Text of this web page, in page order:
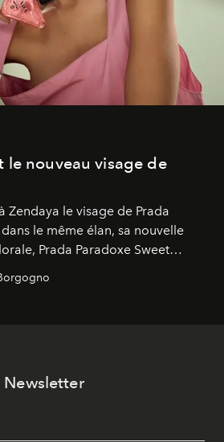
le nouveau visage de
Zendaya le visage de Prada
le même élan, sa nouvelle
Prada Paradoxe Sweet
Newsletter